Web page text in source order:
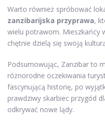
Warto również spróbować
zanzibarijska przyprawa,
wielu potrawom. Mieszkańcy
chętnie dzielą się swoją
Podsumowując, Zanzibar to
różnorodne oczekiwania
fascynującą historię, po
prawdziwy skarbiec przygód
odkrywać nowe lądy.